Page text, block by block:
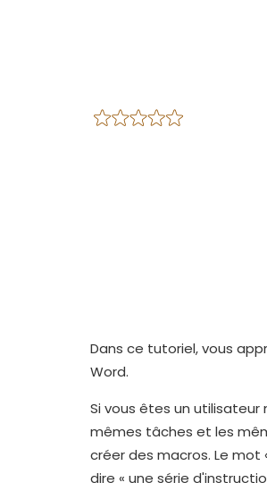
Dans ce tutoriel, vous
Word.
Si vous êtes un utilisateur
mêmes tâches et les
créer des macros. Le
dire « une série